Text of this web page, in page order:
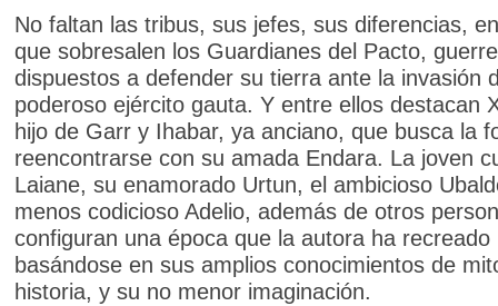
No faltan las tribus, sus jefes, sus diferencias,
que sobresalen los Guardianes del Pacto,
dispuestos a defender su tierra ante la invasión
poderoso ejército gauta. Y entre ellos destacan
hijo de Garr y Ihabar, ya anciano, que busca la
reencontrarse con su amada Endara. La joven
Laiane, su enamorado Urtun, el ambicioso
menos codicioso Adelio, además de otros
configuran una época que la autora ha recreado
basándose en sus amplios conocimientos de
historia, y su no menor imaginación.